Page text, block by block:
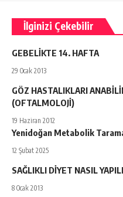
İlginizi Çekebilir
GEBELİKTE 14. HAFTA
29 Ocak 2013
GÖZ HASTALIKLARI
(OFTALMOLOJİ)
19 Haziran 2012
Yenidoğan Metabolik
12 Şubat 2025
SAĞLIKLI DİYET NASIL
8 Ocak 2013